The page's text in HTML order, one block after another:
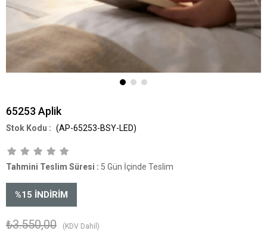
65253 Aplik
(AP-65253-BSY-LED)
Tahmini Teslim Süresi : 5 Gün İçinde Teslim
%15 İNDIRIM
₺3.550,00 (KDV Dahil)